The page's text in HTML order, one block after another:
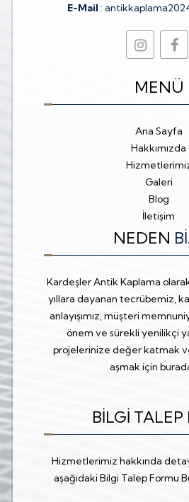
E-Mail :
MENÜ
Ana Sayfa
Hakkımızda
Galeri
Blog
İletişim
NEDEN
Kardeşler Antik Kaplama
yıllara dayanan tecrübemiz,
anlayışımız, müşteri
önem ve sürekli yenilikçi
projelerinize değer katmak
aşmak için
BİLGİ TALEP
Hizmetlerimiz hakkında
aşağıdaki Bilgi Talep Formu